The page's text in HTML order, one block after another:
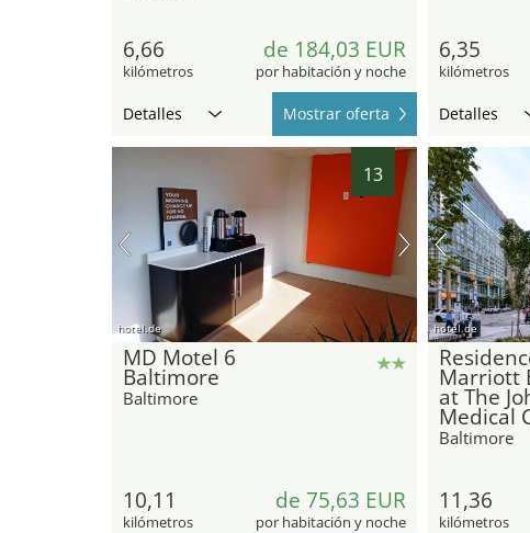
6,66
kilómetros
de 184,03 EUR
por habitación y noche
Detalles Mostrar oferta
6,35
kilómetros
Detalles
13
hotel.de
MD Motel 6
Baltimore
Baltimore
10,11
kilómetros
de 75,63 EUR
por habitación y noche
hotel.de
Marriott
at The
Medical
Baltimore
11,36
kilómetros